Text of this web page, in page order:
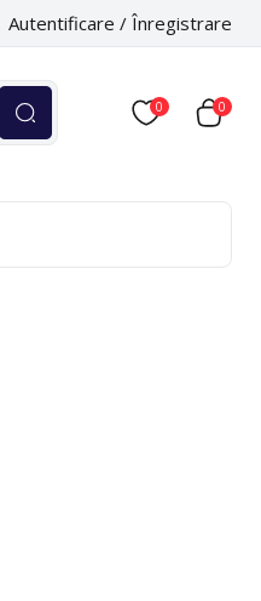
Autentificare / Înregistrare
0 0